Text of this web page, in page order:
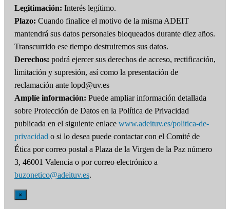
Legitimación: Interés legítimo.
Plazo: Cuando finalice el motivo de la misma ADEIT
mantendrá sus datos personales bloqueados durante diez años.
Transcurrido ese tiempo destruiremos sus datos.
Derechos: podrá ejercer sus derechos de acceso, rectificación,
limitación y supresión, así como la presentación de
reclamación ante lopd@uv.es
Amplíe información: Puede ampliar información detallada
sobre Protección de Datos en la Política de Privacidad
publicada en el siguiente enlace www.adeituv.es/politica-de-
privacidad o si lo desea puede contactar con el Comité de
Ética por correo postal a Plaza de la Virgen de la Paz número
3, 46001 Valencia o por correo electrónico a
buzonetico@adeituv.es.
×